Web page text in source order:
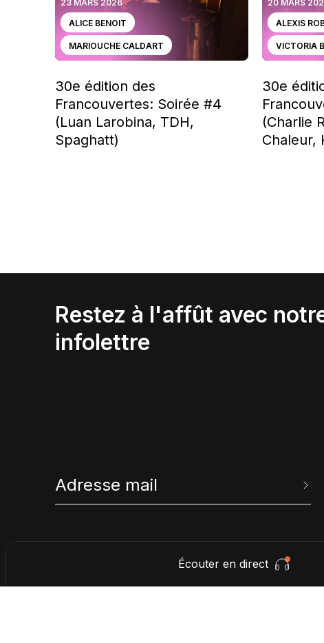
Écouter en direct
23 MARS 2026
ALICE BENOIT
MARIOUCHE CALDART
30e édition des
Francouvertes: Soirée #4
(Luan Larobina, TDH,
Spaghatt)
20 MARS
ALEXIS
VICTORIA
30e
(Charlie
Chaleur,
Restez à l'affût avec
infolettre